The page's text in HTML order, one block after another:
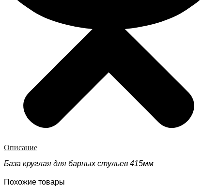
Описание
База круглая для барных стульев 415мм
Похожие товары